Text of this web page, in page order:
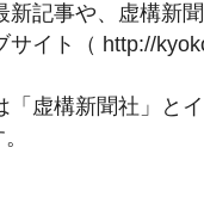
新記事や、虚構新
サイト（ http://
「虚構新聞社」と